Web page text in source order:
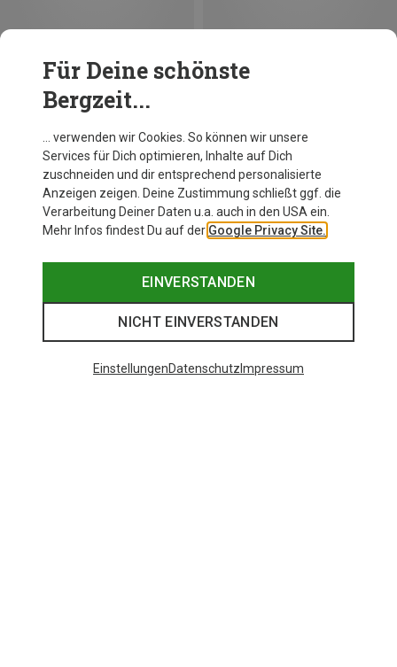
Du sparst 31%
Für Deine schönste
Bergzeit...
… verwenden wir Cookies. So können wir unsere
Services für Dich optimieren, Inhalte auf Dich
zuschneiden und dir entsprechend personalisierte
Anzeigen zeigen. Deine Zustimmung schließt ggf. die
Verarbeitung Deiner Daten u.a. auch in den USA ein.
Mehr Infos findest Du auf der Google Privacy Site.
EINVERSTANDEN
NICHT EINVERSTANDEN
EinstellungenDatenschutz Impressum